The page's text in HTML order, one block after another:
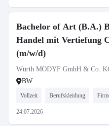
Bachelor of Art (B.A.)
Handel mit Vertiefung
(m/w/d)
Würth MODYF GmbH & Co.
BW
Vollzeit Berufskleidung
24.07.2026